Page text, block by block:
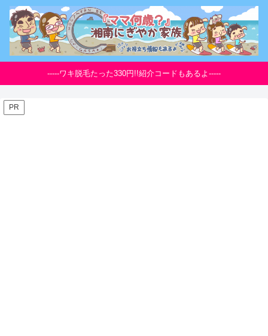
-----ワキ脱毛たった330円!!紹介コードもあるよ-----
PR